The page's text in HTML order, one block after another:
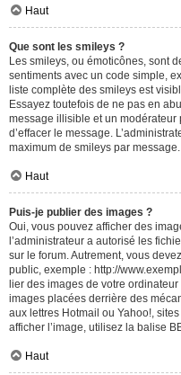
Haut
Que sont les smileys ?
Les smileys, ou émoticônes, sont
sentiments avec un code simple,
liste complète des smileys est
Essayez toutefois de ne pas en
message illisible et un
d’effacer le message.
maximum de smileys par message.
Haut
Puis-je publier des images ?
Oui, vous pouvez afficher des
l’administrateur a autorisé les
sur le forum. Autrement, vous
public, exemple : http://
lier des images de votre
images placées derrière des
aux lettres Hotmail ou Yahoo!,
afficher l’image, utilisez la balise
Haut